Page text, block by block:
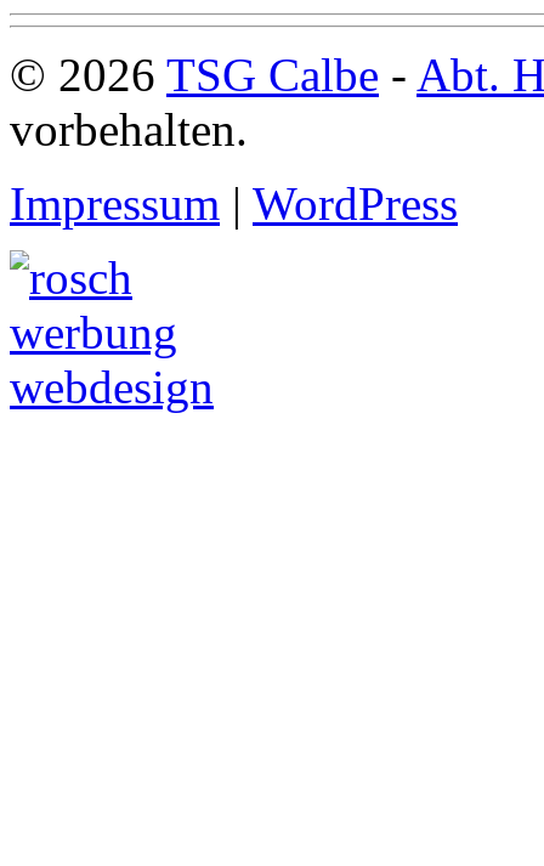
© 2026 TSG Calbe - Abt.
vorbehalten.
Impressum | WordPress